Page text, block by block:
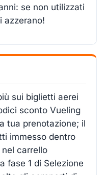
se non utilizzati
azzerano!
sui biglietti aerei
sconto Vueling
tua prenotazione; il
immesso dentro
nel carrello
fase 1 di Selezione